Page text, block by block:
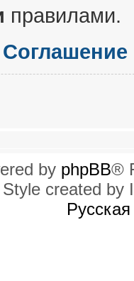
правилами.
by phpBB®
Style created by